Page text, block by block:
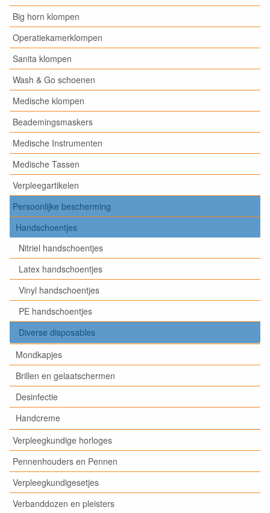
Big horn klompen
Operatiekamerklompen
Sanita klompen
Wash & Go schoenen
Medische klompen
Beademingsmaskers
Medische Instrumenten
Medische Tassen
Verpleegartikelen
Persoonlijke bescherming
Handschoentjes
Nitriel handschoentjes
Latex handschoentjes
Vinyl handschoentjes
PE handschoentjes
Diverse disposables
Mondkapjes
Brillen en gelaatschermen
Desinfectie
Handcreme
Verpleegkundige horloges
Pennenhouders en Pennen
Verpleegkundigesetjes
Verbanddozen en pleisters